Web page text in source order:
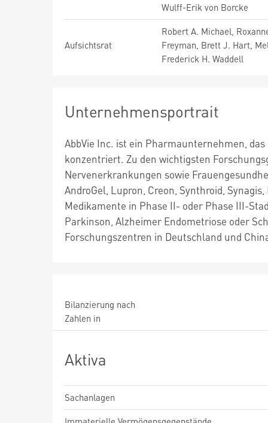
Wulff-Erik von Borcke
Aufsichtsrat
Robert A. Michael,
Freyman, Brett J. Hart,
Frederick H. Waddell
Unternehmensportrait
AbbVie Inc. ist ein Pharmaunternehmen,
konzentriert. Zu den wichtigsten
Nervenerkrankungen sowie
AndroGel, Lupron, Creon, Synthroid,
Medikamente in Phase II- oder Phase III-
Parkinson, Alzheimer Endometriose oder
Forschungszentren in Deutschland und
Bilanzierung nach
Zahlen in
Aktiva
Sachanlagen